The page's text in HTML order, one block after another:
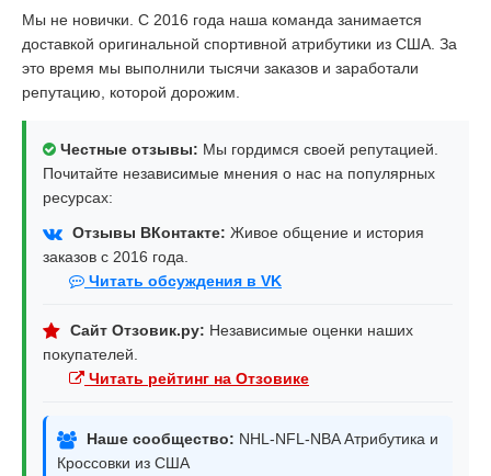
Мы не новички. С 2016 года наша команда занимается
доставкой оригинальной спортивной атрибутики из США. За
это время мы выполнили тысячи заказов и заработали
репутацию, которой дорожим.
Честные отзывы: Мы гордимся своей репутацией.
Почитайте независимые мнения о нас на популярных
ресурсах:
Отзывы ВКонтакте: Живое общение и история
заказов с 2016 года.
Читать обсуждения в VK
Сайт Отзовик.ру: Независимые оценки наших
покупателей.
Читать рейтинг на Отзовике
Наше сообщество: NHL-NFL-NBA Атрибутика и
Кроссовки из США